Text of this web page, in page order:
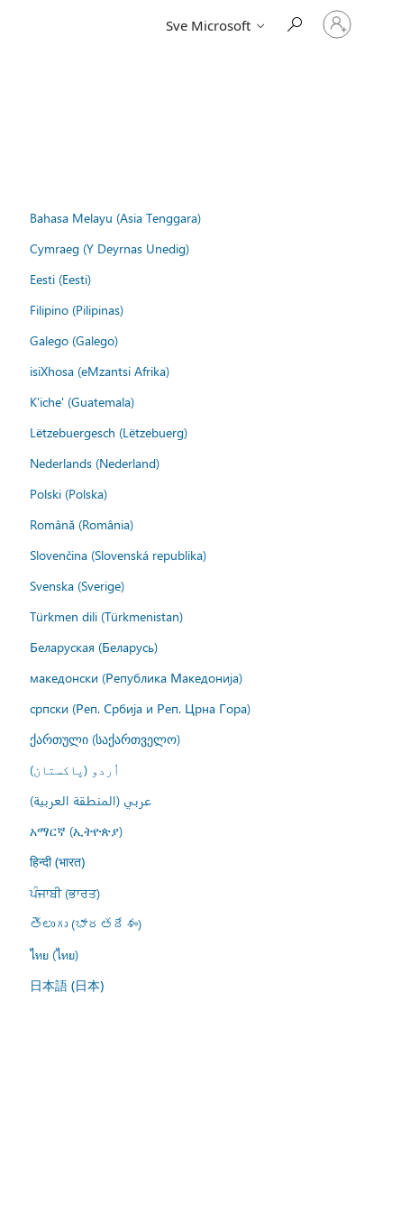
Sve Microsoft
Prijavite
se
Bahasa Melayu (Asia Tenggara)
Cymraeg (Y Deyrnas Unedig)
Eesti (Eesti)
Filipino (Pilipinas)
Galego (Galego)
isiXhosa (eMzantsi Afrika)
K'iche' (Guatemala)
Lëtzebuergesch (Lëtzebuerg)
Nederlands (Nederland)
Polski (Polska)
Română (România)
Slovenčina (Slovenská republika)
Svenska (Sverige)
Türkmen dili (Türkmenistan)
Беларуская (Беларусь)
македонски (Република Македонија)
српски (Реп. Србија и Реп. Црна Гора)
ქართული (საქართველო)
اُردو (پاکستان)
عربي (المنطقة العربية)
አማርኛ (ኢትዮጵያ)
हिन्दी (भारत)
ਪੰਜਾਬੀ (ਭਾਰਤ)
తెలుగు (భారతదేశం)
ไทย (ไทย)
日本語 (日本)